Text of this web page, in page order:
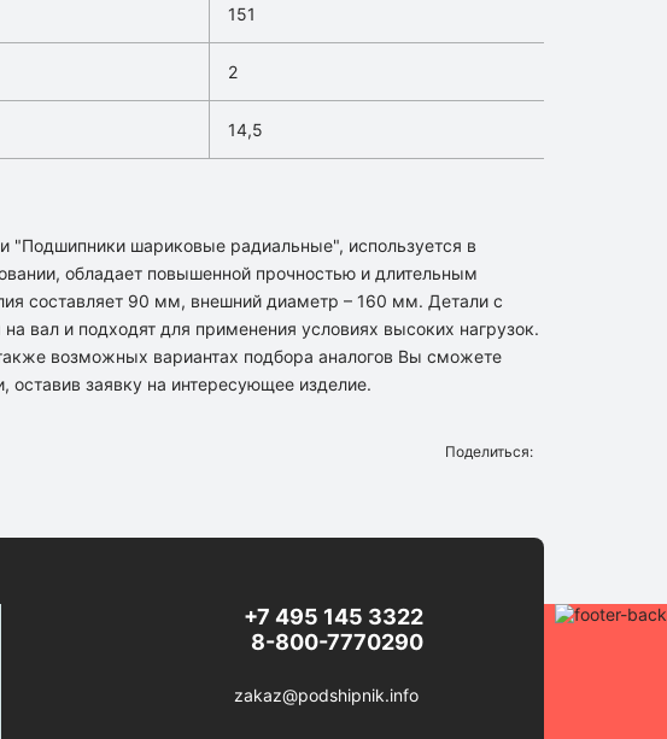
151
2
14,5
"Подшипники шариковые радиальные", используется в
обладает повышенной прочностью и длительным
составляет 90 мм, внешний диаметр – 160 мм. Детали с
вал и подходят для применения условиях высоких нагрузок.
возможных вариантах подбора аналогов Вы сможете
заявку на интересующее изделие.
Поделиться:
+7 495 145 3322
8-800-7770290
zakaz@podshipnik.info